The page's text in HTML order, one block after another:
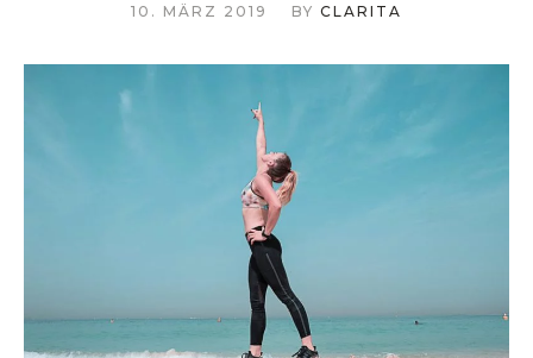
10. MÄRZ 2019 BY CLARITA